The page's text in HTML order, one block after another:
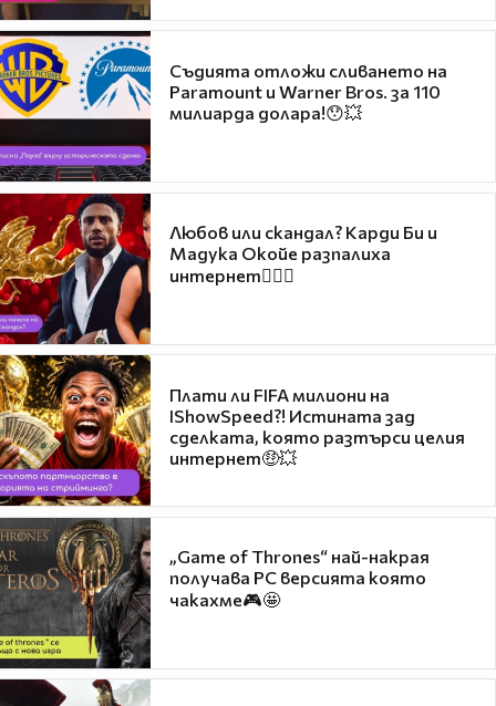
Съдията отложи сливането на
Paramount и Warner Bros. за 110
милиарда долара!😯💥
Любов или скандал? Карди Би и
Мадука Окойе разпалиха
интернет❤️‍🔥🔥
Плати ли FIFA милиони на
IShowSpeed?! Истината зад
сделката, която разтърси целия
интернет🤑💥
„Game of Thrones“ най-накрая
получава PC версията която
чакахме🎮🤩